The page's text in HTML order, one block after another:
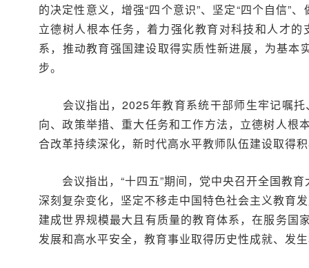
的决定性意义，增强“四个意识”、坚定“四个自信”
立德树人根本任务，着力强化教育对科技和人才
系，推动教育强国建设取得实质性新进展，为基本
步。
会议指出，2025年教育系统干部师生牢记嘱托
向、政策举措、重大任务和工作方法，立德树人根
合改革持续深化，新时代高水平教师队伍建设取得
会议指出，“十四五”期间，党中央召开全国教育
深刻复杂变化，坚定不移走中国特色社会主义教育
建成世界规模最大且有质量的教育体系，在服务国
发展和高水平安全，教育事业取得历史性成就、发